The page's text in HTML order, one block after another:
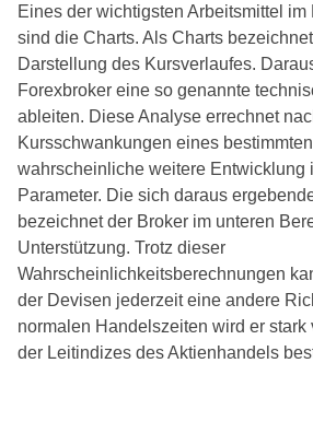
Eines der wichtigsten Arbeitsmittel
sind die Charts. Als Charts
Darstellung des Kursverlaufes.
Forexbroker eine so genannte
ableiten. Diese Analyse errechnet
Kursschwankungen eines
wahrscheinliche weitere Entwicklung
Parameter. Die sich daraus
bezeichnet der Broker im unteren
Unterstützung. Trotz dieser
Wahrscheinlichkeitsberechnungen
der Devisen jederzeit eine andere
normalen Handelszeiten wird er
der Leitindizes des Aktienhandels